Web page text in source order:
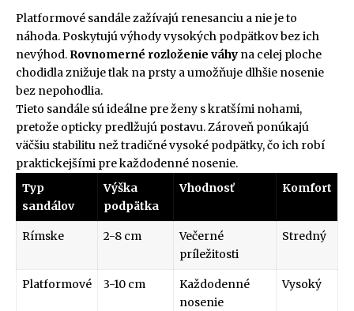
Platformové sandále zažívajú renesanciu a nie je to
náhoda. Poskytujú výhody vysokých podpätkov bez ich
nevýhod. Rovnomerné rozloženie váhy na celej ploche
chodidla znižuje tlak na prsty a umožňuje dlhšie nosenie
bez nepohodlia.
Tieto sandále sú ideálne pre ženy s kratšími nohami,
pretože opticky predlžujú postavu. Zároveň ponúkajú
väčšiu stabilitu než tradičné vysoké podpätky, čo ich robí
praktickejšími pre každodenné nosenie.
Typ
sandálov
Výška
podpätka
Vhodnosť Komfort
Rímske 2-8 cm
Večerné
príležitosti
Stredný
Platformové 3-10 cm
Každodenné
nosenie
Vysoký